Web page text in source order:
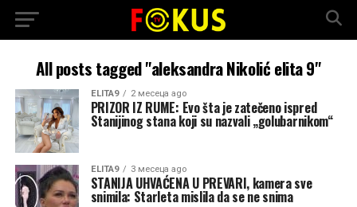
All posts tagged "aleksandra Nikolić elita 9"
ELITA9 2 месеца ago
PRIZOR IZ RUME: Evo šta je zatečeno ispred
Stanijinog stana koji su nazvali „golubarnikom“
ELITA9 3 месеца ago
STANIJA UHVAĆENA U PREVARI, kamera sve
snimila: Starleta mislila da se ne snima